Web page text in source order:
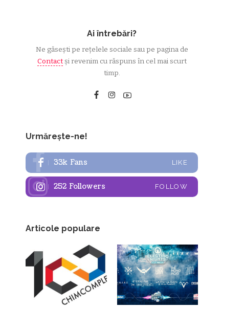
Ai întrebări?
Ne găsești pe rețelele sociale sau pe pagina de
Contactși revenim cu răspuns în cel mai scurt
timp.
Urmărește-ne!
33k Fans LIKE
252 Followers FOLLOW
Articole populare